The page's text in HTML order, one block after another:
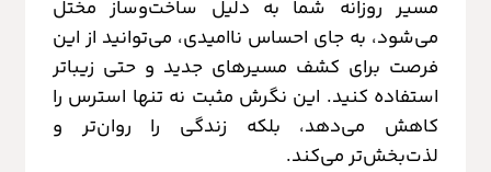
مسیر روزانه شما به دلیل ساخت‌وساز مختل
می‌شود، به جای احساس ناامیدی، می‌توانید از این
فرصت برای کشف مسیرهای جدید و حتی زیباتر
استفاده کنید. این نگرش مثبت نه تنها استرس را
کاهش می‌دهد، بلکه زندگی را روان‌تر و
لذت‌بخش‌تر می‌کند.